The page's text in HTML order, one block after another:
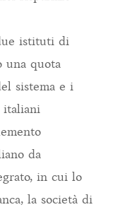
istituti di
una quota
sistema e i
italiani
da
in cui lo
la società di